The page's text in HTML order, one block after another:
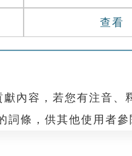
查看
內容，若您有注音
條，供其他使用者參